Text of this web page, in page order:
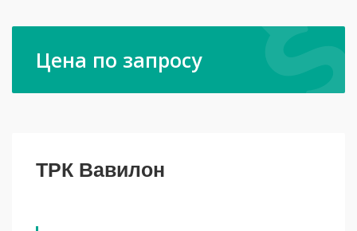
Цена по запросу
ТРК Вавилон